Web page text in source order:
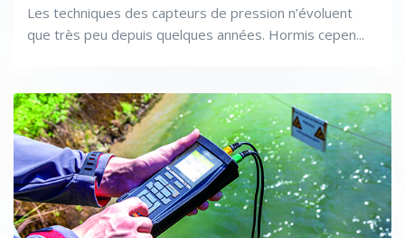
Les techniques des capteurs de pression n’évoluent
que très peu depuis quelques années. Hormis cepen...